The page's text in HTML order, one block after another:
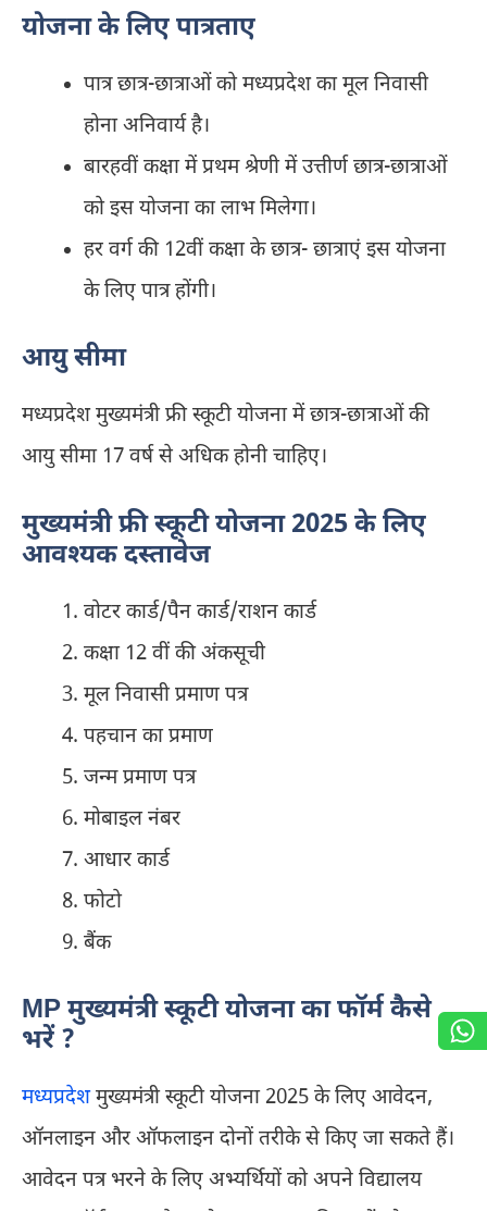
योजना के लिए पात्रताए
पात्र छात्र-छात्राओं को मध्‍यप्रदेश का मूल निवासी
होना अनिवार्य है।
बारहवीं कक्षा में प्रथम श्रेणी में उत्तीर्ण छात्र-छात्राओं
को इस योजना का लाभ मिलेगा।
हर वर्ग की 12वीं कक्षा के छात्र- छात्राएं इस योजना
के लिए पात्र होंगी।
आयु सीमा
मध्‍यप्रदेश मुख्‍यमंत्री फ्री स्‍कूटी योजना में छात्र-छात्राओं की
आयु सीमा 17 वर्ष से अधिक होनी चाहिए।
मुख्‍यमंत्री फ्री स्‍कूटी योजना 2025 के लिए
आवश्यक दस्‍तावेज
वोटर कार्ड/पैन कार्ड/राशन कार्ड
कक्षा 12 वीं की अंकसूची
मूल निवासी प्रमाण पत्र
पहचान का प्रमाण
जन्म प्रमाण पत्र
मोबाइल नंबर
आधार कार्ड
फोटो
बैंक
MP मुख्‍यमंत्री स्‍कूटी योजना का फॉर्म कैसे
भरें ?
मध्यप्रदेशमुख्‍यमंत्री स्‍कूटी योजना 2025 के लिए आवेदन,
ऑनलाइन और ऑफलाइन दोनों तरीके से किए जा सकते हैं।
आवेदन पत्र भरने के लिए अभ्यर्थियों को अपने विद्यालय